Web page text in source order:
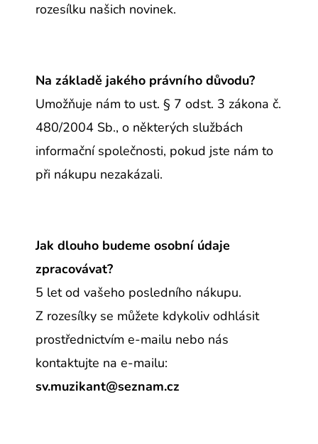
rozesílku našich novinek.
Na základě jakého právního důvodu?
Umožňuje nám to ust. § 7 odst. 3 zákona č.
480/2004 Sb., o některých službách
informační společnosti, pokud jste nám to
při nákupu nezakázali.
Jak dlouho budeme osobní údaje
zpracovávat?
5 let od vašeho posledního nákupu.
Z rozesílky se můžete kdykoliv odhlásit
prostřednictvím e-mailu nebo nás
kontaktujte na e-mailu:
sv.muzikant@seznam.cz